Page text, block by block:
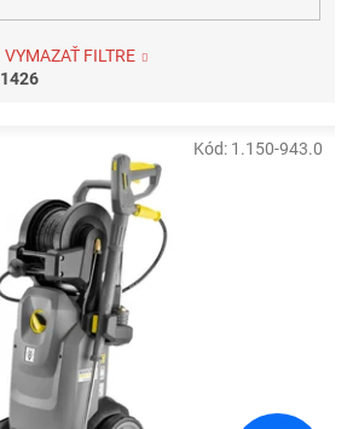
VYMAZAŤ FILTRE
1426
Kód: 1.150-943.0